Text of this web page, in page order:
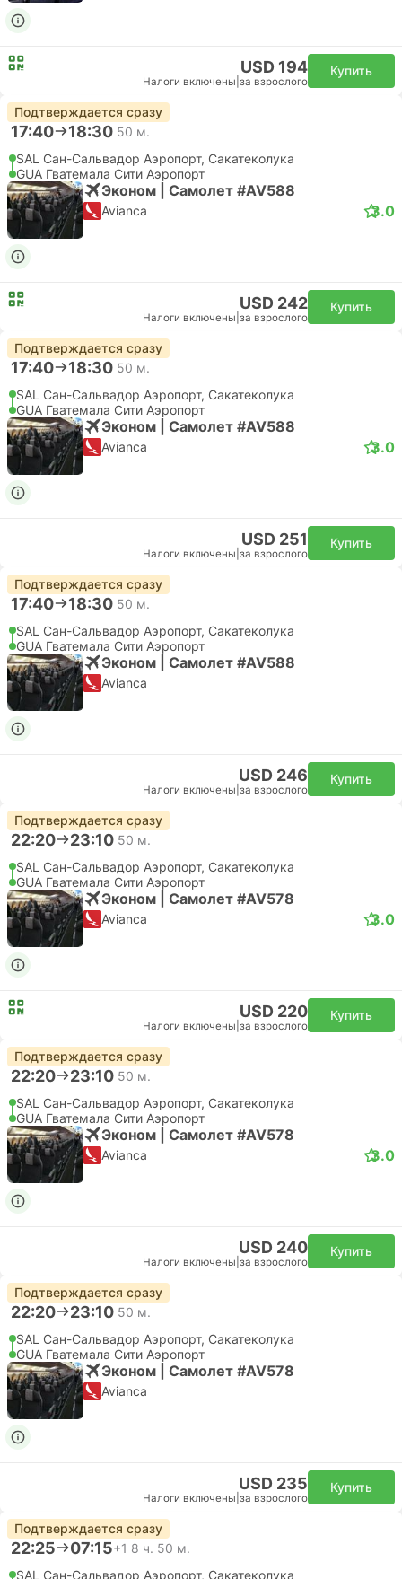
USD 194
Налоги включены за взрослого
Купить
Подтверждается сразу
17:40 18:30 50 м.
SAL Сан-Сальвадор Аэропорт, Сакатеколука
GUA Гватемала Сити Аэропорт
Эконом | Самолет #AV588
Avianca 3.0
USD 242
Налоги включены за взрослого
Купить
Подтверждается сразу
17:40 18:30 50 м.
SAL Сан-Сальвадор Аэропорт, Сакатеколука
GUA Гватемала Сити Аэропорт
Эконом | Самолет #AV588
Avianca 3.0
USD 251
Налоги включены за взрослого
Купить
Подтверждается сразу
17:40 18:30 50 м.
SAL Сан-Сальвадор Аэропорт, Сакатеколука
GUA Гватемала Сити Аэропорт
Эконом | Самолет #AV588
Avianca
USD 246
Налоги включены за взрослого
Купить
Подтверждается сразу
22:20 23:10 50 м.
SAL Сан-Сальвадор Аэропорт, Сакатеколука
GUA Гватемала Сити Аэропорт
Эконом | Самолет #AV578
Avianca 3.0
USD 220
Налоги включены за взрослого
Купить
Подтверждается сразу
22:20 23:10 50 м.
SAL Сан-Сальвадор Аэропорт, Сакатеколука
GUA Гватемала Сити Аэропорт
Эконом | Самолет #AV578
Avianca 3.0
USD 240
Налоги включены за взрослого
Купить
Подтверждается сразу
22:20 23:10 50 м.
SAL Сан-Сальвадор Аэропорт, Сакатеколука
GUA Гватемала Сити Аэропорт
Эконом | Самолет #AV578
Avianca
USD 235
Налоги включены за взрослого
Купить
Подтверждается сразу
22:25 07:15+1 8 ч. 50 м.
SAL Сан-Сальвадор Аэропорт, Сакатеколука